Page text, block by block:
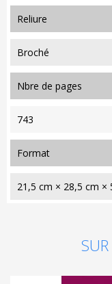
reliure
Broché
nbre de pages
743
format
21,5 cm × 28,5 cm ×
SUR